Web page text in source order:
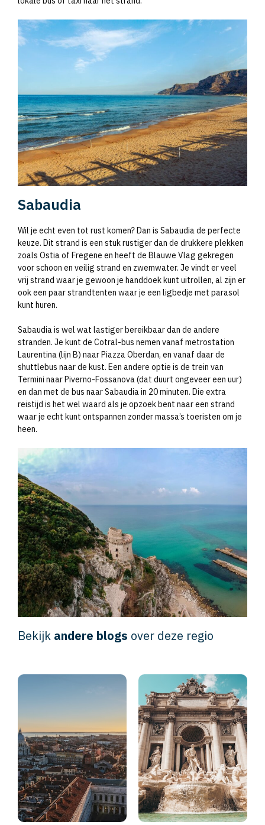
Sabaudia
Wil je echt even tot rust komen? Dan is Sabaudia de perfecte
keuze. Dit strand is een stuk rustiger dan de drukkere plekken
zoals Ostia of Fregene en heeft de Blauwe Vlag gekregen
voor schoon en veilig strand en zwemwater. Je vindt er veel
vrij strand waar je gewoon je handdoek kunt uitrollen, al zijn er
ook een paar strandtenten waar je een ligbedje met parasol
kunt huren.
Sabaudia is wel wat lastiger bereikbaar dan de andere
stranden. Je kunt de Cotral-bus nemen vanaf metrostation
Laurentina (lijn B) naar Piazza Oberdan, en vanaf daar de
shuttlebus naar de kust. Een andere optie is de trein van
Termini naar Piverno-Fossanova (dat duurt ongeveer een uur)
en dan met de bus naar Sabaudia in 20 minuten. Die extra
reistijd is het wel waard als je opzoek bent naar een strand
waar je echt kunt ontspannen zonder massa’s toeristen om je
heen.
Bekijk andere blogs over deze regio